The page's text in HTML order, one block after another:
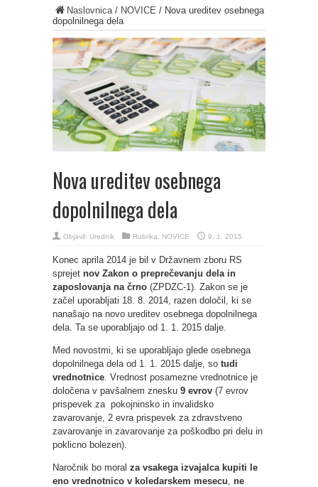
Naslovnica/ NOVICE / Nova ureditev osebnega
dopolnilnega dela
Nova ureditev osebnega
dopolnilnega dela
Objavil: Urednik Rubrika: NOVICE 9. 1. 2015
Konec aprila 2014 je bil v Državnem zboru RS
sprejet nov Zakon o preprečevanju dela in
zaposlovanja na črno (ZPDZC-1). Zakon se je
začel uporabljati 18. 8. 2014, razen določil, ki se
nanašajo na novo ureditev osebnega dopolnilnega
dela. Ta se uporabljajo od 1. 1. 2015 dalje.
Med novostmi, ki se uporabljajo glede osebnega
dopolnilnega dela od 1. 1. 2015 dalje, so tudi
vrednotnice . Vrednost posamezne vrednotnice je
določena v pavšalnem znesku 9 evrov (7 evrov
prispevek za pokojninsko in invalidsko
zavarovanje, 2 evra prispevek za zdravstveno
zavarovanje in zavarovanje za poškodbo pri delu in
poklicno bolezen).
Naročnik bo moral za vsakega izvajalca kupiti le
eno vrednotnico v koledarskem mesecu ne